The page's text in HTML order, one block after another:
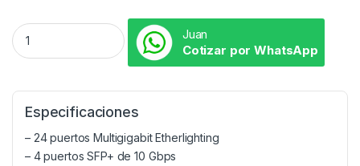
Juan
Cotizar por WhatsApp
Especificaciones
– 24 puertos Multigigabit Etherlighting
– 4 puertos SFP+ de 10 Gbps